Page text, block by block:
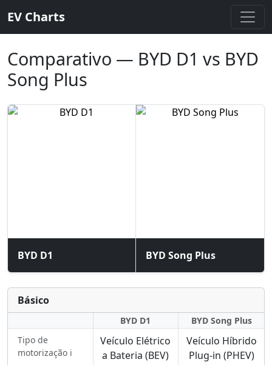
EV Charts
Comparativo — BYD D1 vs BYD
Song Plus
BYD D1 BYD Song Plus
Básico
BYD D1
BYD Song Plus
Tipo de
motorização ℹ️
Veículo Elétrico
a Bateria (BEV)
Veículo Híbrido
Plug-in (PHEV)